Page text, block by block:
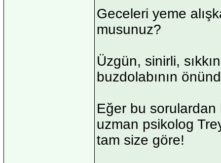
Geceleri yeme
musunuz?
Üzgün, sinirli,
buzdolabının
Eğer bu sorulardan
uzman psikolog
tam size göre!